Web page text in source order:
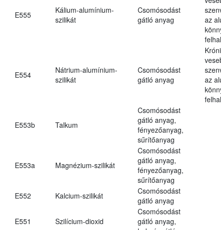
E555
Kálium-alumínium-
szilikát
Csomósodást
gátló anyag
az
E554
Nátrium-alumínium-
szilikát
Csomósodást
gátló anyag
az
E553b Talkum
Csomósodást
gátló anyag,
fényezőanyag,
sűrítőanyag
E553a Magnézium-szilikát
Csomósodást
gátló anyag,
fényezőanyag,
sűrítőanyag
E552
Kalcium-szilikát
Csomósodást
gátló anyag
E551 Szilícium-dioxid
Csomósodást
gátló anyag,